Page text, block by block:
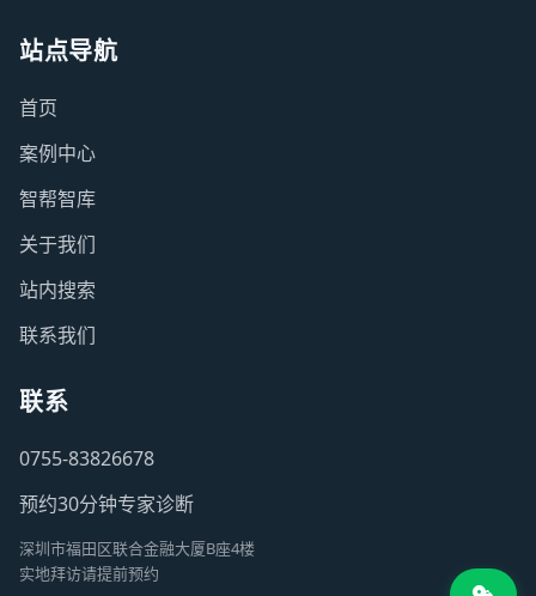
站点导航
首页
案例中心
智帮智库
关于我们
站内搜索
联系我们
联系
0755-83826678
预约30分钟专家诊断
深圳市福田区联合金融大厦B座4楼
实地拜访请提前预约